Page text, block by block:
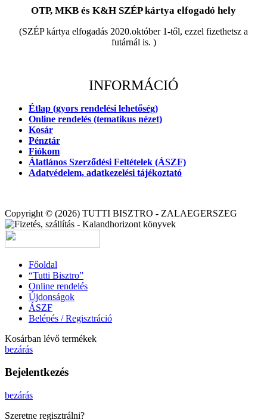
OTP, MKB és K&H SZÉP kártya elfogadó hely
(SZÉP kártya elfogadás 2020.október 1-től, ezzel fizethetsz a
futárnál is. )
INFORMÁCIÓ
Étlap (gyors rendelési lehetőség)
Online rendelés (tematikus nézet)
Kosár
Pénztár
Fiókom
Álatlános Szerződési Feltételek (ÁSZF)
Adatvédelem, adatkezelési tájékoztató
Copyright © (2026) TUTTI BISZTRO - ZALAEGERSZEG
Főoldal
“Tutti Bisztro”
Online rendelés
Újdonságok
ÁSZF
Belépés / Regisztráció
Kosárban lévő termékek
bezárás
Bejelentkezés
bezárás
Szeretne regisztrálni?